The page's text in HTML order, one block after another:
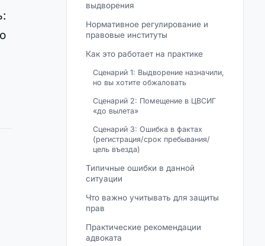
выдворения
Нормативное регулирование и
правовые институты
Как это работает на практике
Сценарий 1: Выдворение назначили,
но вы хотите обжаловать
Сценарий 2: Помещение в ЦВСИГ
«до вылета»
Сценарий 3: Ошибка в фактах
(регистрация/срок пребывания/
цель въезда)
Типичные ошибки в данной
ситуации
Что важно учитывать для защиты
прав
Практические рекомендации
адвоката